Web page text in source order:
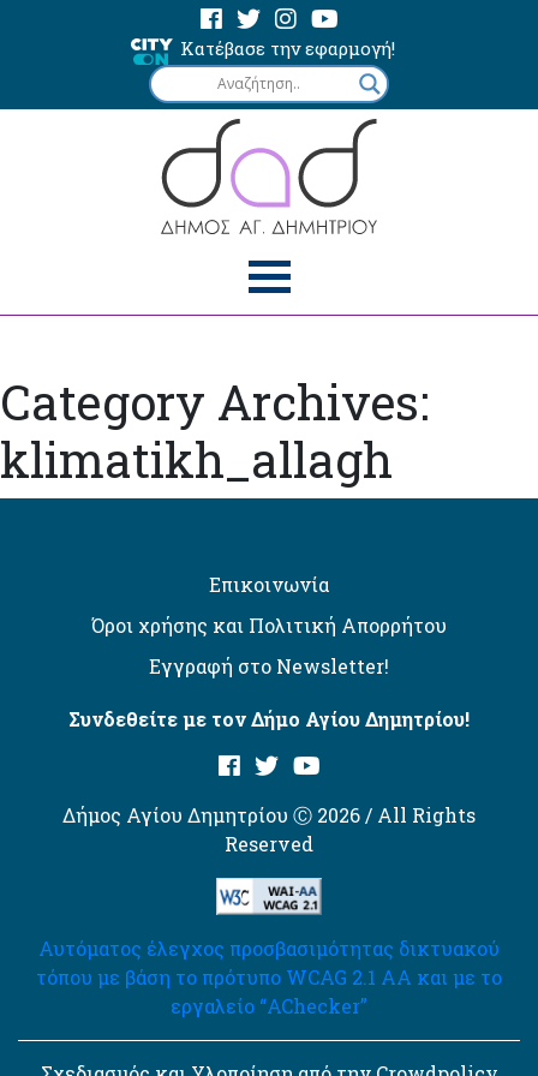
Κατέβασε την εφαρμογή!
Category Archives:
klimatikh_allagh
Επικοινωνία
Όροι χρήσης και Πολιτική Απορρήτου
Εγγραφή στο Newsletter!
Συνδεθείτε με τον Δήμο Αγίου Δημητρίου!
Δήμος Αγίου Δημητρίου Ⓒ 2026 / All Rights
Reserved
Αυτόματος έλεγχος προσβασιμότητας δικτυακού
τόπου με βάση το πρότυπο WCAG 2.1 AA και με το
εργαλείο “AChecker”